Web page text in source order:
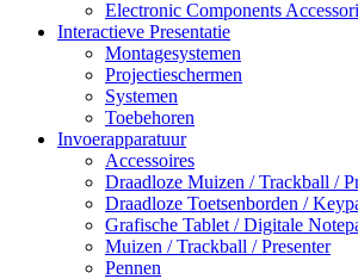
Electronic Components
Interactieve Presentatie
Montagesystemen
Projectieschermen
Systemen
Toebehoren
Invoerapparatuur
Accessoires
Draadloze Muizen / Trackball /
Draadloze Toetsenborden /
Grafische Tablet / Digitale
Muizen / Trackball / Presenter
Pennen